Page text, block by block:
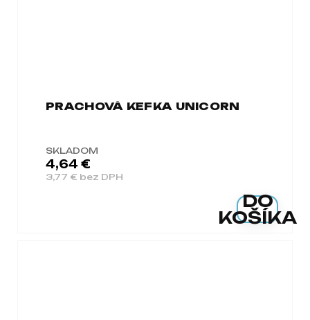
PRACHOVÁ KEFKA UNICORN
SKLADOM
3,77 € bez DPH
4,64 €
DO
KOŠÍKA